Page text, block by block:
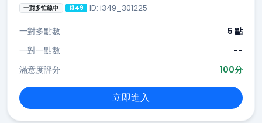
一對多忙線中 i349 ID: i349_301225
一對多點數
5 點
一對一點數
--
滿意度評分
100分
立即進入